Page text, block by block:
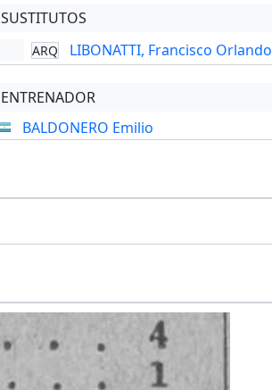
SUSTITUTOS
ARQ LIBONATTI, Francisco Orlando
ENTRENADOR
BALDONERO Emilio